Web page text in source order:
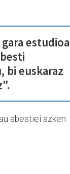
bi euskaraz
abestiei azken